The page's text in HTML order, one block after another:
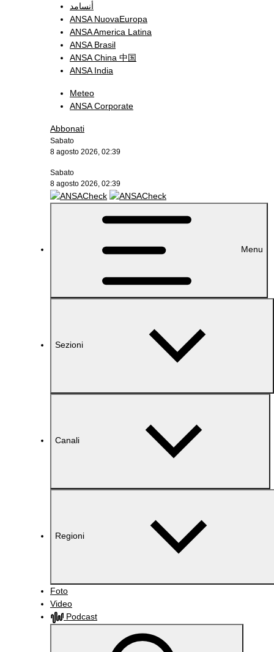
أنسامد
ANSA NuovaEuropa
ANSA America Latina
ANSA Brasil
ANSA China 中国
ANSA India
Meteo
ANSA Corporate
Abbonati
Sabato
8 agosto 2026, 02:39
Sabato
8 agosto 2026, 02:39
Menu
Sezioni
Canali
Regioni
Foto
Video
Podcast